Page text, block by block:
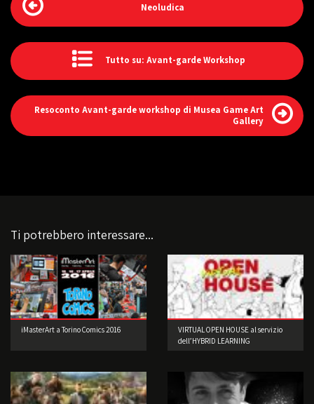
Neoludica
Tutto su: Avant-garde Workshop
Resoconto Avant-garde workshop di Musea Game Art
Gallery
Ti potrebbero interessare...
iMasterArt a Torino Comics 2016
VIRTUAL OPEN HOUSE al servizio
dell’HYBRID LEARNING